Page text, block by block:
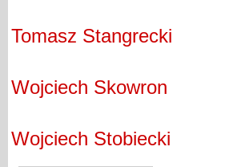
Tomasz Stangrecki
Wojciech Skowron
Wojciech Stobiecki